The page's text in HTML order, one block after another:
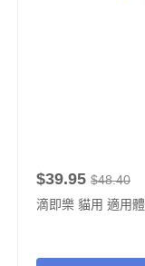
$39.95 $48.40
滴即樂 貓用 適用